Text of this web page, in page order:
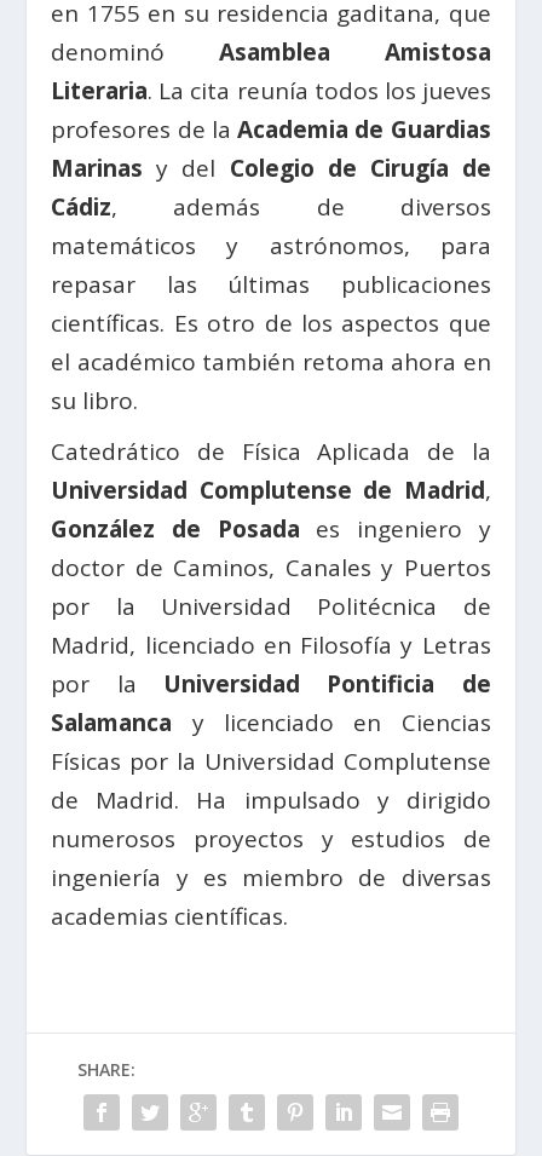
en 1755 en su residencia gaditana, que
denominó Asamblea Amistosa
Literaria. La cita reunía todos los jueves
profesores de laAcademia de Guardias
Marinas y del Colegio de Cirugía de
Cádiz, además de diversos
matemáticos y astrónomos, para
repasar las últimas publicaciones
científicas. Es otro de los aspectos que
el académico también retoma ahora en
su libro.
Catedrático de Física Aplicada de la
Universidad Complutense de Madrid,
González de Posada es ingeniero y
doctor de Caminos, Canales y Puertos
por la Universidad Politécnica de
Madrid, licenciado en Filosofía y Letras
por la Universidad Pontificia de
Salamanca y licenciado en Ciencias
Físicas por la Universidad Complutense
de Madrid. Ha impulsado y dirigido
numerosos proyectos y estudios de
ingeniería y es miembro de diversas
academias científicas.
SHARE: